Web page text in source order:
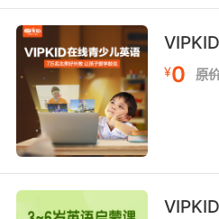
二、认知发展中的双语协
神经语言学研究表明，5-
道构建的黄金期。
儿童用英语解释"debug
额叶皮层活跃度比单纯中
双语切换迫使大脑建立
特别是在处理"algorithm
法规则）"等双重属性词
强效应。
¥0 原